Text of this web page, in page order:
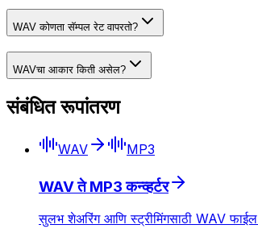
WAV कोणता सॅम्पल रेट वापरतो?
WAVचा आकार किती असेल?
संबंधित रूपांतरण
WAV MP3
WAV ते MP3 कन्व्हर्टर
सुलभ शेअरिंग आणि स्ट्रीमिंगसाठी WAV